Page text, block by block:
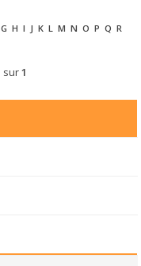
G H I J K L M N O P Q R
sur1